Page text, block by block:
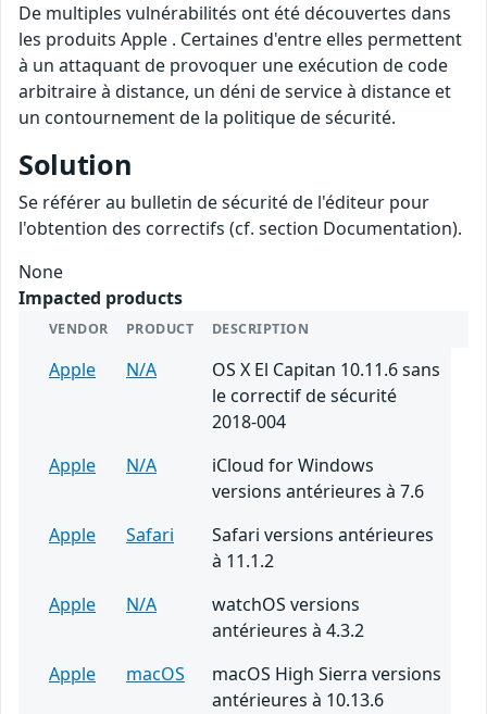
De multiples vulnérabilités ont été découvertes dans
les produits Apple . Certaines d'entre elles permettent
à un attaquant de provoquer une exécution de code
arbitraire à distance, un déni de service à distance et
un contournement de la politique de sécurité.
Solution
Se référer au bulletin de sécurité de l'éditeur pour
l'obtention des correctifs (cf. section Documentation).
None
Impacted products
VENDOR PRODUCT DESCRIPTION
Apple N/A
OS X El Capitan 10.11.6 sans
le correctif de sécurité
2018-004
Apple
N/A
iCloud for Windows
versions antérieures à 7.6
Apple
Safari
Safari versions antérieures
à 11.1.2
Apple
N/A
watchOS versions
antérieures à 4.3.2
Apple
macOS
macOS High Sierra versions
antérieures à 10.13.6